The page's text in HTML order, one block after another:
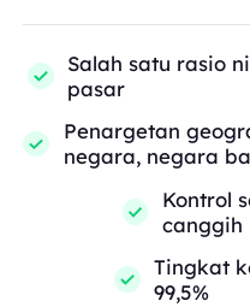
Salah satu rasio
pasar
Penargetan
negara, negara
Kontrol
canggih
Tingkat
99,5%